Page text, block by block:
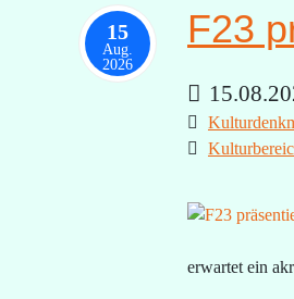
15
Aug.
2026
F23
erwartet ein